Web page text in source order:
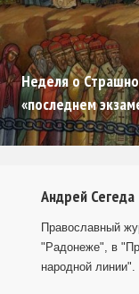
Неделя о
«последнем
Андрей Сегеда
Православный
"Радонеже", в
народной линии".